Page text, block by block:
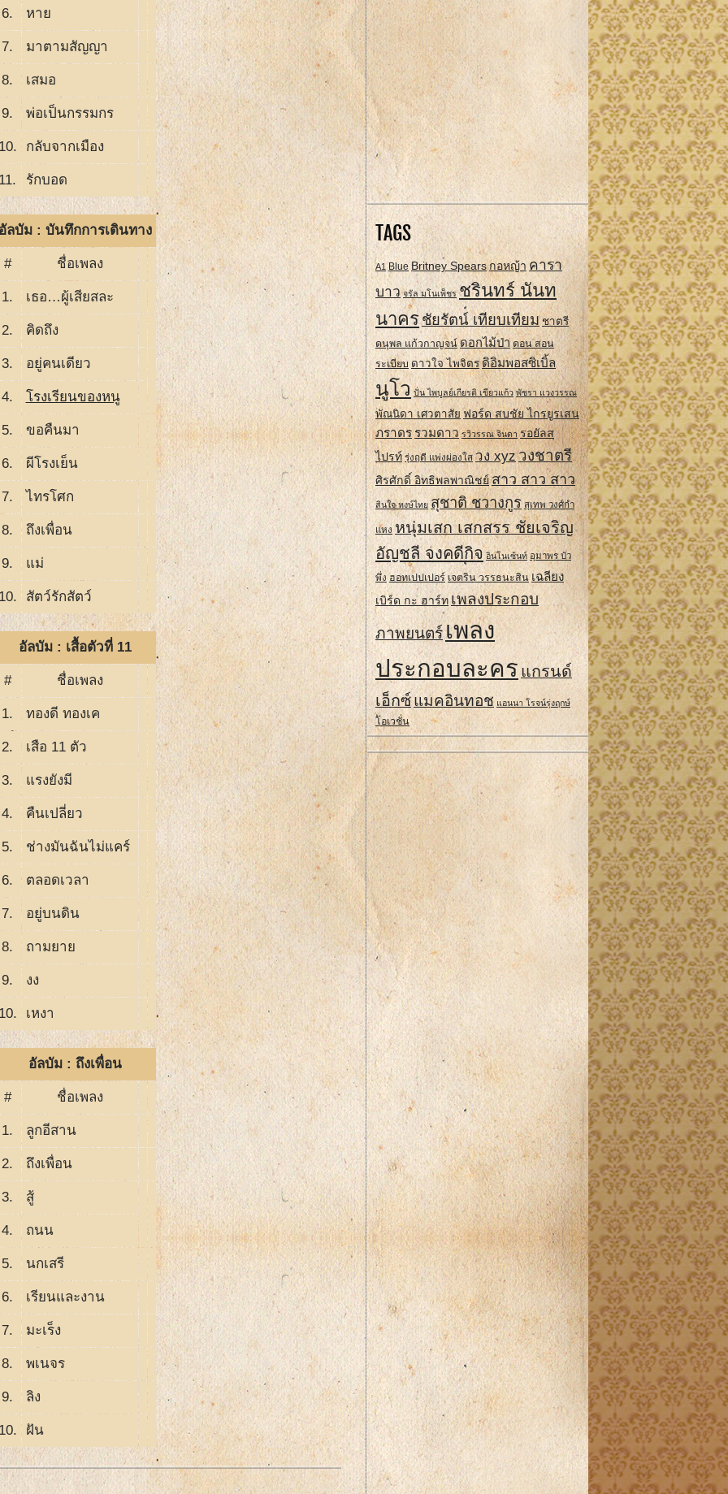
TAGS
A1 Blue Britney Spearsกอหญ้า คารา
บาว จรัล มโนเพ็ชร ชรินทร์ นันท
นาครชัยรัตน์ เทียบเทียม ชาตรี
ดนุพล แก้วกาญจน์ ดอกไม้ป่า ดอน สอน
ระเบียบ ดาวใจ ไพจิตร ดิอิมพอสซิเบิ้ล
นูโว ปั่น ไพบูลย์เกียรติ เขียวแก้ว พัชรา แวงวรรณ
พัณนิดา เศวตาสัย ฟอร์ด สบชัย ไกรยูรเสน
ภราดร รวมดาว รวิวรรณ จินดา รอยัลส
ไปรท์ รุ่งฤดี แพ่งผ่องใส วง xyz วงชาตรี
ศิรศักดิ์ อิทธิพลพาณิชย์สาว สาว สาว
สินใจ หงษ์ไทย สุชาติ ชวางกูร สุเทพ วงศ์กํา
แหง หนุ่มเสก เสกสรร ชัยเจริญ
อัญชลี จงคดีกิจ อินโนเซ้นท์ อุมาพร บัว
พึ่ง ฮอทเปปเปอร์ เจตริน วรรธนะสิน เฉลียง
เบิร์ด กะ ฮาร์ท เพลงประกอบ
ภาพยนตร์เพลง
ประกอบละคร แกรนด์
เอ็กซ์แมคอินทอช แอนนา โรจน์รุ่งฤกษ์
โอเวชั่น
6. หาย
7. มาตามสัญญา
8. เสมอ
9. พ่อเป็นกรรมกร
กลับจากเมือง
รักบอด
ลบัม : บันทึกการเดินทาง
# ชื่อเพลง
1. เธอ…ผู้เสียสละ
2. คิดถึง
3. อยู่คนเดียว
4. โรงเรียนของหนู
5. ขอคืนมา
6. ผีโรงเย็น
7. ไทรโศก
8. ถึงเพื่อน
9. แม่
สัตว์รักสัตว์
อัลบัม : เสื้อตัวที่ 11
# ชื่อเพลง
1. ทองดี ทองเค
2. เสือ 11 ตัว
3. แรงยังมี
4. คืนเปลี่ยว
5. ช่างมันฉันไม่แคร์
6. ตลอดเวลา
7. อยู่บนดิน
8. ถามยาย
9. งง
เหงา
อัลบัม : ถึงเพื่อน
# ชื่อเพลง
1. ลูกอีสาน
2. ถึงเพื่อน
3. สู้
4. ถนน
5. นกเสรี
6. เรียนและงาน
7. มะเร็ง
8. พเนจร
9. ลิง
ฝัน